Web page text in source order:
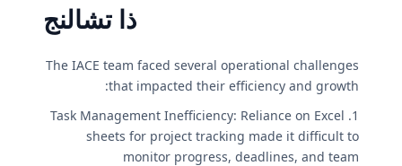
ذا تشالنج
The IACE team faced several operational challenges
that impacted their efficiency and growth:
1. Task Management Inefficiency: Reliance on Excel
sheets for project tracking made it difficult to
monitor progress, deadlines, and team